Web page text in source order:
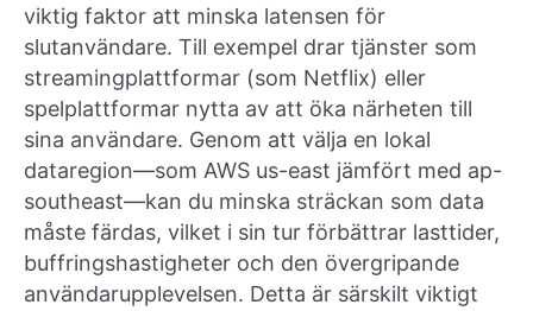
viktig faktor att minska latensen för
slutanvändare. Till exempel drar tjänster som
streamingplattformar (som Netflix) eller
spelplattformar nytta av att öka närheten till
sina användare. Genom att välja en lokal
dataregion—som AWS us-east jämfört med ap-
southeast—kan du minska sträckan som data
måste färdas, vilket i sin tur förbättrar lasttider,
buffringshastigheter och den övergripande
användarupplevelsen. Detta är särskilt viktigt